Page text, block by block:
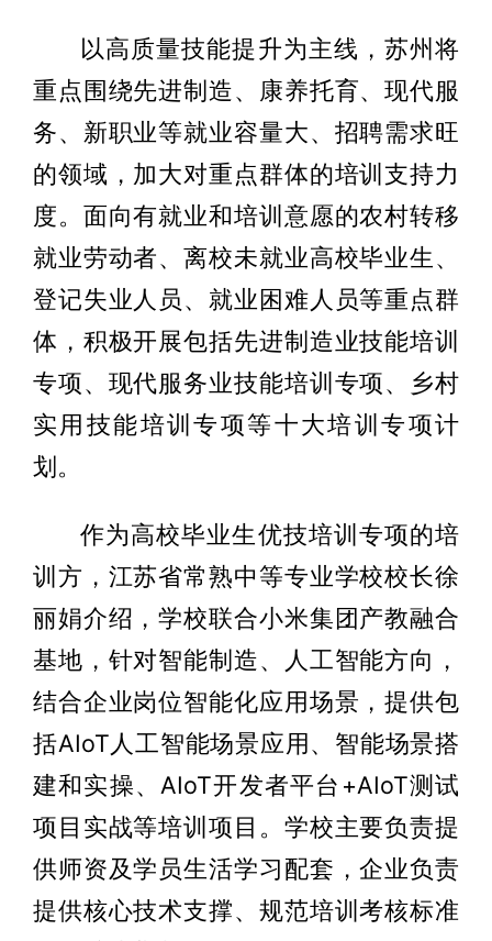
以高质量技能提升为主线，苏州将
重点围绕先进制造、康养托育、现代服
务、新职业等就业容量大、招聘需求旺
的领域，加大对重点群体的培训支持力
度。面向有就业和培训意愿的农村转移
就业劳动者、离校未就业高校毕业生、
登记失业人员、就业困难人员等重点群
体，积极开展包括先进制造业技能培训
专项、现代服务业技能培训专项、乡村
实用技能培训专项等十大培训专项计
划。
作为高校毕业生优技培训专项的培
训方，江苏省常熟中等专业学校校长徐
丽娟介绍，学校联合小米集团产教融合
基地，针对智能制造、人工智能方向，
结合企业岗位智能化应用场景，提供包
括AIoT人工智能场景应用、智能场景搭
建和实操、AIoT开发者平台+AIoT测试
项目实战等培训项目。学校主要负责提
供师资及学员生活学习配套，企业负责
提供核心技术支撑、规范培训考核标准